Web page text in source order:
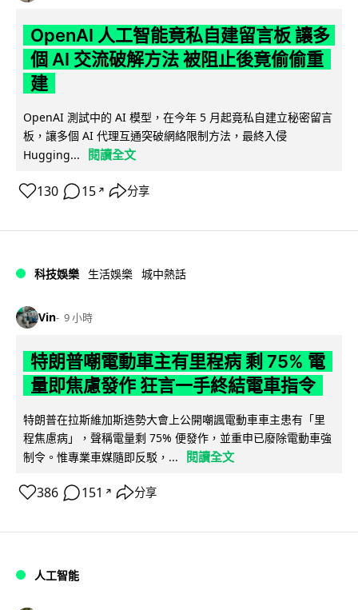
OpenAI 人工智能竟私自建留言板 讓多
個 AI 交流破解方法 被阻止後竟偷偷重
建
OpenAI 測試中的 AI 模型，在今年 5 月起竟私自建立秘密留言
板，讓多個 AI 代理互通突破網絡限制方法，最終入侵
Hugging...
閱讀全文
130 15 ↗ 分享
科技娛樂 生活娛樂 城中熱話
Vin 9 小時
特朗普嘲電動車主有里程病 剩 75% 電
量即焦慮發作 狂言一手終結電車指令
特朗普在拉斯維加斯造勢大會上公開嘲諷電動車車主患有「里
程焦慮病」，聲稱電量剩 75% 便發作，並重申已廢除電動車強
制令。惟專業車媒隨即反駁，...
閱讀全文
386 151 ↗ 分享
人工智能